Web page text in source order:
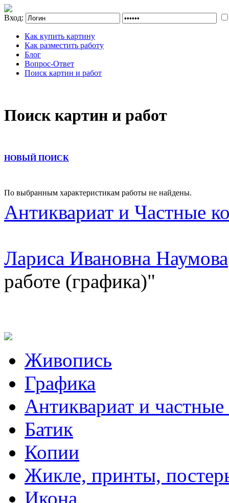
Вход:
Как купить картину
Как разместить работу
Блог
Вопрос-Ответ
Поиск картин и работ
Поиск картин и работ
НОВЫЙ ПОИСК
По выбранным характеристикам работы не найдены.
Антиквариат и Частные
Лариса Ивановна Наумова
работе (графика)"
Живопись
Графика
Антиквариат и
Батик
Копии
Жикле, принты,
Икона